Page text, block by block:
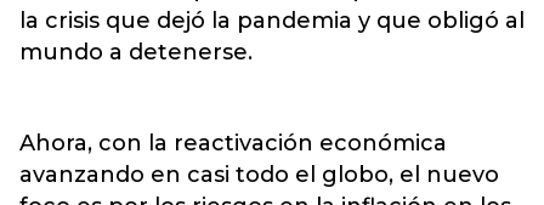
la crisis que dejó la pandemia y que obligó al
mundo a detenerse.
Ahora, con la reactivación económica
avanzando en casi todo el globo, el nuevo